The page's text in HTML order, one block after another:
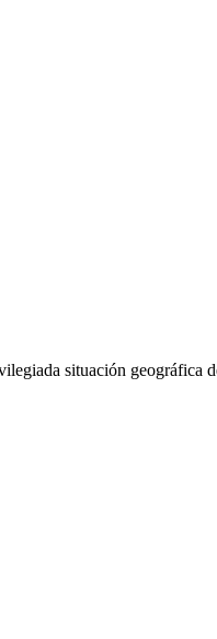
situación geográfica